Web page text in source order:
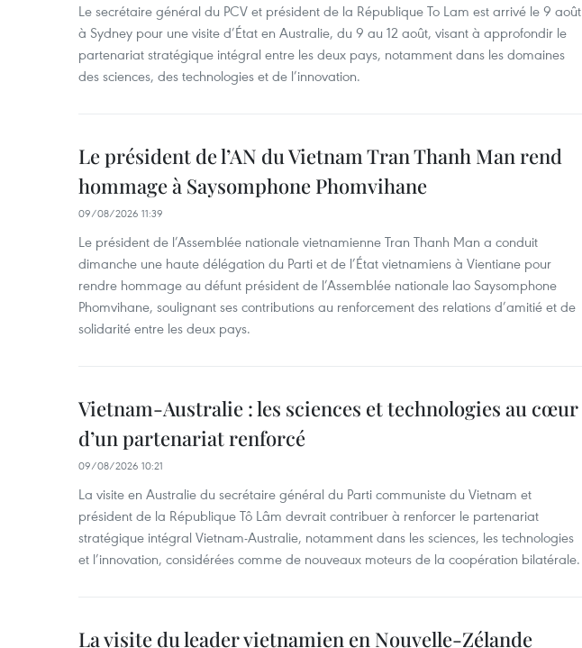
Le secrétaire général du PCV et président de la République To Lam est arrivé le 9 août
à Sydney pour une visite d’État en Australie, du 9 au 12 août, visant à approfondir le
partenariat stratégique intégral entre les deux pays, notamment dans les domaines
des sciences, des technologies et de l’innovation.
Le président de l’AN du Vietnam Tran Thanh Man rend
hommage à Saysomphone Phomvihane
09/08/2026 11:39
Le président de l’Assemblée nationale vietnamienne Tran Thanh Man a conduit
dimanche une haute délégation du Parti et de l’État vietnamiens à Vientiane pour
rendre hommage au défunt président de l’Assemblée nationale lao Saysomphone
Phomvihane, soulignant ses contributions au renforcement des relations d’amitié et de
solidarité entre les deux pays.
Vietnam-Australie : les sciences et technologies au cœur
d’un partenariat renforcé
09/08/2026 10:21
La visite en Australie du secrétaire général du Parti communiste du Vietnam et
président de la République Tô Lâm devrait contribuer à renforcer le partenariat
stratégique intégral Vietnam-Australie, notamment dans les sciences, les technologies
et l’innovation, considérées comme de nouveaux moteurs de la coopération bilatérale.
La visite du leader vietnamien en Nouvelle-Zélande